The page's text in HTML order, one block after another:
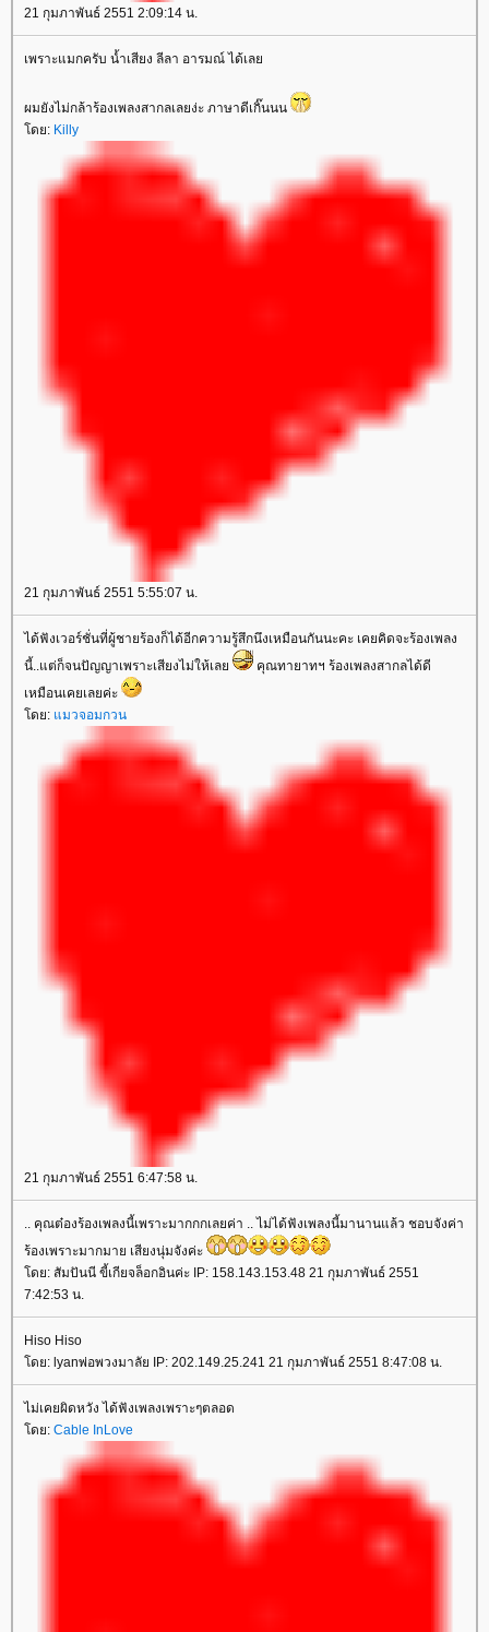
21 กุมภาพันธ์ 2551 2:09:14 น.
เพราะแมกครับ น้ำเสียง ลีลา อารมณ์ ได้เล
ผมยังไม่กล้าร้องเพลงสากลเลยง่ะ ภาษาดีเกิ๊นนน
ดย: Killy
21 กุมภาพันธ์ 2551 5:55:07 น.
ได้ฟังเวอร์ชั่นที่ผู้ชายร้องก็ได้อีกความรู้สึกนึงเหมือนกันนะคะ เคยคิดจะร้องเพลง
นี้..แต่ก็จนปัญญาเพราะเสียงไม่ให้เล
คุณทายาทฯ ร้องเพลงสากลได้ดี
เหมือนเคยเลยค่ะ
ดย: มวจอมกวน
21 กุมภาพันธ์ 2551 6:47:58 น.
.. คุณต๋องร้องเพลงนี้เพราะมากกกเลยค่า .. ไม่ได้ฟังเพลงนี้มานานแล้ว ชอบจังค่า
ร้องเพราะมากมาย เสียงนุ่มจังค่ะ
ดย: สัมปันนี ขี้เกียจล็อกอินค่ะ IP: 158.143.153.48 21 กุมภาพันธ์ 2551
7:42:53 น.
Hiso Hiso
ดย: lyanพ่อพวงมาลัย IP: 202.149.25.241 21 กุมภาพันธ์ 2551 8:47:08 น.
ไม่เคยผิดหวัง ได้ฟังเพลงเพราะๆตลอด
ดย: Cable InLove